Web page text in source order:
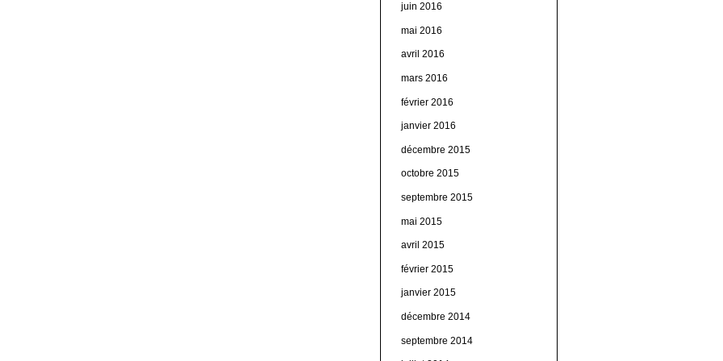
juin 2016
mai 2016
avril 2016
mars 2016
février 2016
janvier 2016
décembre 2015
octobre 2015
septembre 2015
mai 2015
avril 2015
février 2015
janvier 2015
décembre 2014
septembre 2014